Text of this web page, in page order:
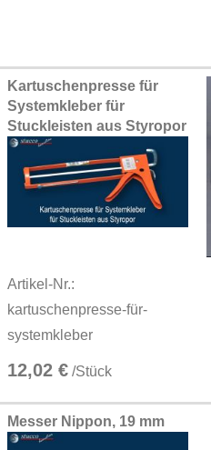
Kartuschenpresse für
Systemkleber für
Stuckleisten aus Styropor
Artikel-Nr.:
kartuschenpresse-für-
systemkleber
12,02 € /Stück
Messer Nippon, 19 mm